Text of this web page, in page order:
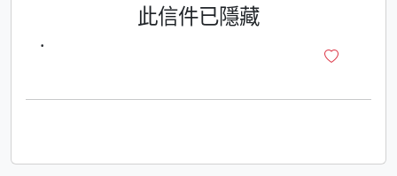
此信件已隱藏
·